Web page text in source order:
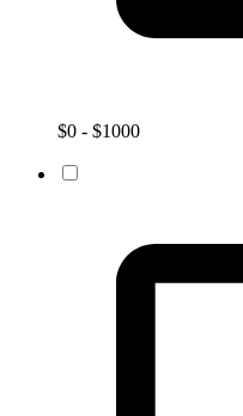
$0 - $1000